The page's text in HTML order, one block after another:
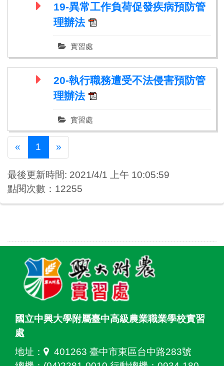
19-異常工作負荷促發疾病預防管
理辦法
實習處
20-執行職務遭受不法侵害預防管
理辦法
實習處
« Previous
1 »Next
最後更新時間: 2021/4/1 上午 10:05:59
點閱次數：12255
國立中興大學附屬臺中高級農業職業學校實習
處
地址：
401263 臺中市東區台中路283號